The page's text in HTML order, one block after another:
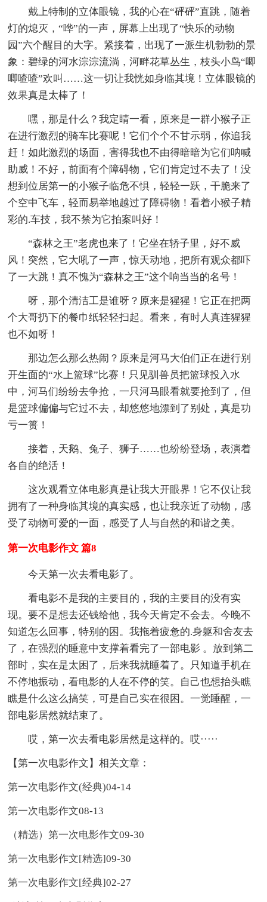
戴上特制的立体眼镜，我的心在“砰砰”直跳，随着
灯的熄灭，“哗”的一声，屏幕上出现了“快乐的动物
园”六个醒目的大字。紧接着，出现了一派生机勃勃的景
象：碧绿的河水淙淙流淌，河畔花草丛生，枝头小鸟“唧
唧喳喳”欢叫……这一切让我恍如身临其境！立体眼镜的
效果真是太棒了！
嘿，那是什么？我定睛一看，原来是一群小猴子正
在进行激烈的骑车比赛呢！它们个个不甘示弱，你追我
赶！如此激烈的场面，害得我也不由得暗暗为它们呐喊
助威！不好，前面有个障碍物，它们肯定过不去了！没
想到位居第一的小猴子临危不惧，轻轻一跃，干脆来了
个空中飞车，轻而易举地越过了障碍物！看着小猴子精
彩的.车技，我不禁为它拍案叫好！
“森林之王”老虎也来了！它坐在轿子里，好不威
风！突然，它大吼了一声，惊天动地，把所有观众都吓
了一大跳！真不愧为“森林之王”这个响当当的名号！
呀，那个清洁工是谁呀？原来是猩猩！它正在把两
个大哥扔下的餐巾纸轻轻扫起。看来，有时人真连猩猩
也不如呀！
那边怎么那么热闹？原来是河马大伯们正在进行别
开生面的“水上篮球”比赛！只见驯兽员把篮球投入水
中，河马们纷纷去争抢，一只河马眼看就要抢到了，但
是篮球偏偏与它过不去，却悠悠地漂到了别处，真是功
亏一篑！
接着，天鹅、兔子、狮子……也纷纷登场，表演着
各自的绝活！
这次观看立体电影真是让我大开眼界！它不仅让我
拥有了一种身临其境的真实感，也让我亲近了动物，感
受了动物可爱的一面，感受了人与自然的和谐之美。
第一次电影作文 篇8
今天第一次去看电影了。
看电影不是我的主要目的，我的主要目的没有实
现。要不是想去还钱给他，我今天肯定不会去。今晚不
知道怎么回事，特别的困。我拖着疲惫的.身躯和舍友去
了，在强烈的睡意中支撑着看完了一部电影 。放到第二
部时，实在是太困了，后来我就睡着了。只知道手机在
不停地振动，看电影的人在不停的笑。自己也想抬头瞧
瞧是什么这么搞笑，可是自己实在很困。一觉睡醒，一
部电影居然就结束了。
哎，第一次去看电影居然是这样的。哎·····
【第一次电影作文】相关文章：
第一次电影作文(经典)04-14
第一次电影作文08-13
（精选）第一次电影作文09-30
第一次电影作文[精选]09-30
第一次电影作文[经典]02-27